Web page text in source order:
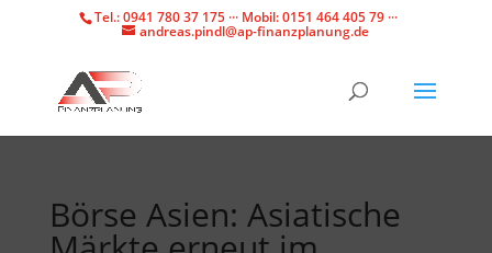
Tel.: 0941 780 37 175 ··· Mobil: 0151 464 405 79 ···
andreas.pindl@ap-finanzplanung.de
Börse Asien: Asiatische